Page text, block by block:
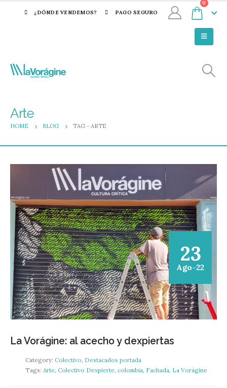
¿DÓNDE VENDEMOS? PAGO SEGURO
0
Arte
HOME BLOG TAG - ARTE
23
Ago-22
La Vorágine: al acecho y dexpiertas
Category: Colectivo, Destacados portada
Tags: Arte, Colectivo Dexpierte, colombia, Fachada, La Vorágine